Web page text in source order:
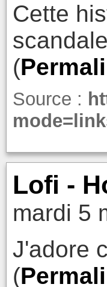
Cette
(
Source :
Lofi -
mardi 5
J'adore
(